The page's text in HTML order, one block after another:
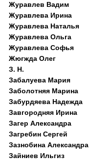
Журавлев Вадим
Журавлева Ирина
Журавлева Наталья
Журавлева Ольга
Журавлева Софья
Жюгжда Олег
З. Н.
Забалуева Мария
Заболотняя Марина
Забурдяева Надежда
Завгородняя Ирина
Загер Александра
Загребин Сергей
Зазнобина Александра
Зайниев Ильгиз